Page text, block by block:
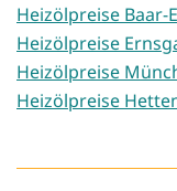
Heizölpreise Baar-
Heizölpreise
Heizölpreise
Heizölpreise